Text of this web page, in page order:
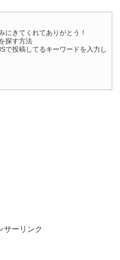
にきてくれてありがとう！
探す方法
で投稿してるキーワードを入力し
サーリンク